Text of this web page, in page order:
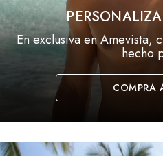
En exclusiva en Amevista,
hecho
COMPRA